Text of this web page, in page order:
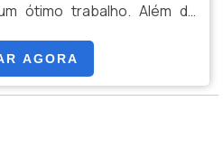
ótimo trabalho. Além do
de sua leveza.O PRODUTO
DE PERSONALIZAÇÃOAs
de acordo com o
AGORA